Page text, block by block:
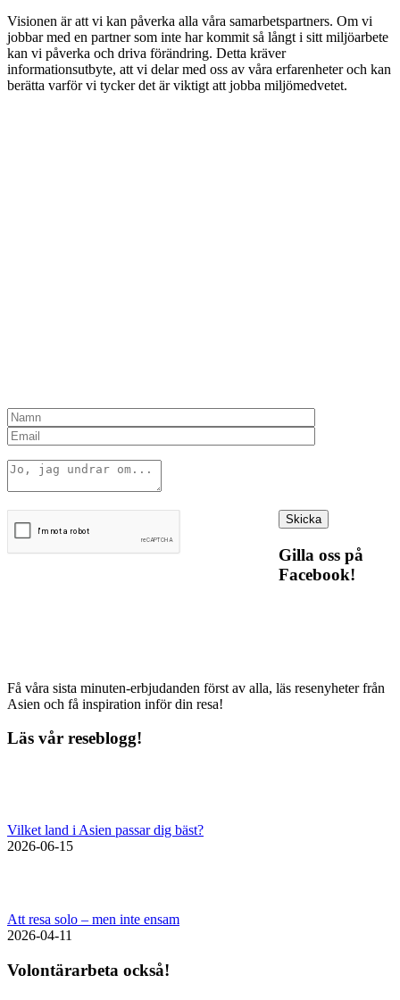
Visionen är att vi kan påverka alla våra samarbetspartners. Om vi
jobbar med en partner som inte har kommit så långt i sitt miljöarbete
kan vi påverka och driva förändring. Detta kräver
informationsutbyte, att vi delar med oss av våra erfarenheter och kan
berätta varför vi tycker det är viktigt att jobba miljömedvetet.
Gilla oss på
Facebook!
Få våra sista minuten-erbjudanden först av alla, läs resenyheter från
Asien och få inspiration inför din resa!
Läs vår reseblogg!
Vilket land i Asien passar dig bäst?
2026-06-15
Att resa solo – men inte ensam
2026-04-11
Volontärarbeta också!